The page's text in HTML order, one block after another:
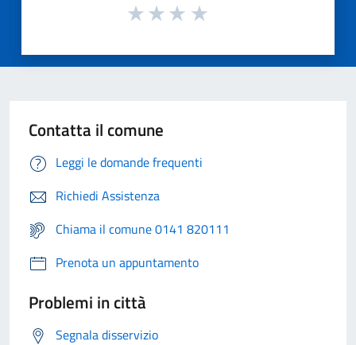
Contatta il comune
Leggi le domande frequenti
Richiedi Assistenza
Chiama il comune 0141 820111
Prenota un appuntamento
Problemi in città
Segnala disservizio